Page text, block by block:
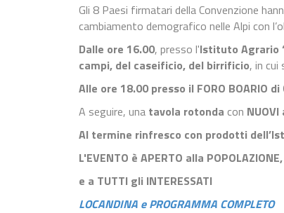
Gli 8 Paesi firmatari della Convenzione
cambiamento demografico nelle Alpi con
Dalle ore 16.00, presso l'Istituto Agrario
campi, del caseificio, del birrificio, in
Alle ore 18.00 presso il FORO BOARIO di
A seguire, una tavola rotonda con
Al termine rinfresco con prodotti
L'EVENTO è APERTO alla
e a TUTTI gli INTERESSATI
LOCANDINA e PROGRAMMA COMPLETO